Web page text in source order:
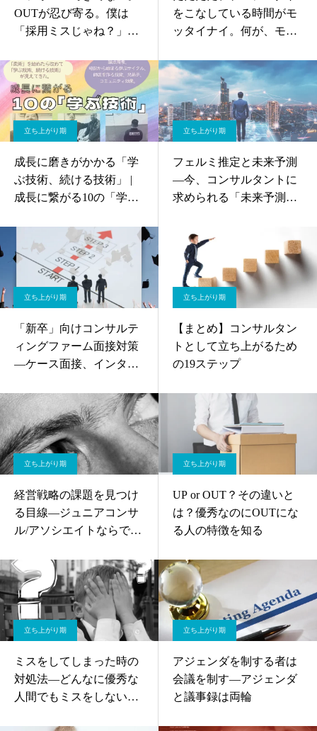
OUTが忍び寄る。僕は
「採用ミスじゃね？」
アドバイスしている7個
のこと。
をこなしている時間がモ
ッタイナイ。何が、モッ
きます。—こういう「変
化」「成果」を起こさず
して、時が経ってしまう
恐ろしさ。
立ち上がり期
成長に磨きがかかる「学
ぶ技術、続ける技術」 |
成長に繋がる10の「学ぶ
立ち上がり期
フェルミ推定と未来予測
—今、コンサルタントに
求められる「未来予測」
立ち上がり期
「新卒」向けコンサルテ
ィングファーム面接対策
—ケース面接、インター
何をすべきか？
立ち上がり期
【まとめ】コンサルタン
トとして立ち上がるため
の19ステップ
立ち上がり期
経営戦略の課題を見つけ
る目線—ジュニアコンサ
ル/アソシエイトならでは
立ち上がり期
UP or OUT？その違いと
は？優秀なのにOUTにな
る人の特徴を知る
立ち上がり期
ミスをしてしまった時の
対処法—どんなに優秀な
人間でもミスをしない人
立ち上がり期
アジェンダを制する者は
会議を制す—アジェンダ
と議事録は両輪